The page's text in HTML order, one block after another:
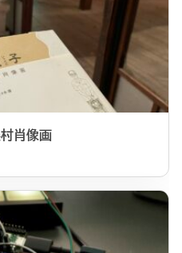
肖像画